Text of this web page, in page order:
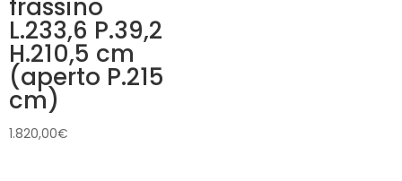
frassino
L.233,6 P.39,2
H.210,5 cm
(aperto P.215
cm)
1.820,00€